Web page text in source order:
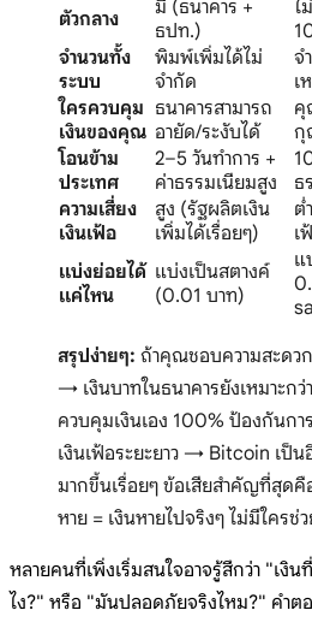
ตัวกลาง
มี (ธนาคาร +
ธปท.)
ไ
จำนวนทั้ง
ระบบ
พิมพ์เพิ่มได้ไม่
จำกัด
จ
เ
ใครควบคุม
เงินของคุณ
ธนาคารสามารถ
อายัด/ระงับได้
คุ
กุ
โอนข้าม
ประเทศ
2–5 วันทำการ +
ค่าธรรมเนียมสูง
ธ
ความเสี่ยง
เงินเฟ้อ
สูง (รัฐผลิตเงิน
เพิ่มได้เรื่อยๆ)
ต่
เ
แบ่งย่อยได้
แค่ไหน
แบ่งเป็นสตางค์
(0.01 บาท)
แ
สรุปง่ายๆ: ถ้าคุณชอบความสะดว
→ เงินบาทในธนาคารยังเหมาะก
ควบคุมเงินเอง 100% ป้องกันกา
เงินเฟ้อระยะยาว → Bitcoin เป็น
มากขึ้นเรื่อยๆ ข้อเสียสำคัญที่สุด
หาย = เงินหายไปจริงๆ ไม่มีใครช่
หลายคนที่เพิ่งเริ่มสนใจอาจรู้สึกว่า "เงิ
ไง?" หรือ "มันปลอดภัยจริงไหม?" คำต